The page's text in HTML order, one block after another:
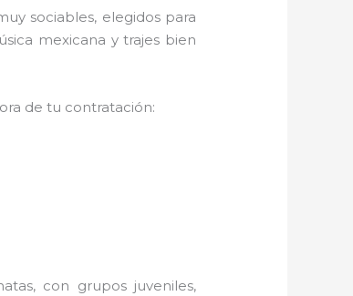
sociables, elegidos para
mexicana y trajes bien
de tu contratación:
con grupos juveniles,